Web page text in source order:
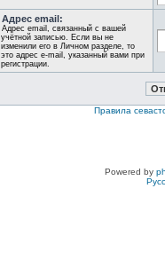
Адрес email:
Адрес email, связанный с вашей
учётной записью. Если вы не
изменили его в Личном разделе, то
это адрес e-mail, указанный вами при
регистрации.
Правила
Powered by